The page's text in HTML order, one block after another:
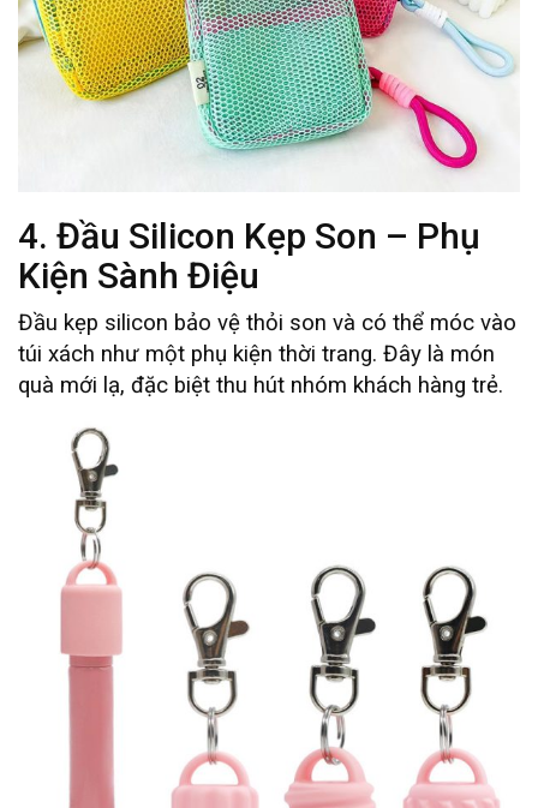
4. Đầu Silicon Kẹp Son – Phụ
Kiện Sành Điệu
Đầu kẹp silicon bảo vệ thỏi son và có thể móc vào
túi xách như một phụ kiện thời trang. Đây là món
quà mới lạ, đặc biệt thu hút nhóm khách hàng trẻ.